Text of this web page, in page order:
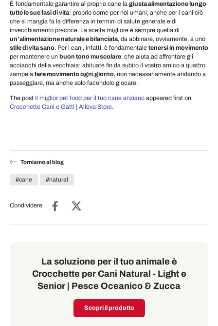
È fondamentale garantire al proprio cane la giusta alimentazione lungo
tutte le sue fasi di vita: proprio come per noi umani, anche per i cani ciò
che si mangia fa la differenza in termini di salute generale e di
invecchiamento precoce. La scelta migliore è sempre quella di
un’alimentazione naturale e bilanciata, da abbinare, ovviamente, a uno
stile di vita sano. Per i cani, infatti, è fondamentale tenersi in movimento
per mantenere un buon tono muscolare, che aiuta ad affrontare gli
acciacchi della vecchiaia: abituate fin da subito il vostro amico a quattro
zampe a fare movimento ogni giorno, non necessariamente andando a
passeggiare, ma anche solo facendolo giocare.
The post Il miglior pet food per il tuo cane anziano appeared first on
Crocchette Cani e Gatti | Alleva Store.
Torniamo al blog
#cane #natural
Condividere
La soluzione per il tuo animale è
Crocchette per Cani Natural - Light e
Senior | Pesce Oceanico & Zucca
Scopri il prodotto